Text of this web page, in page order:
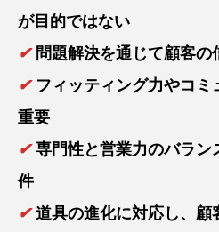
が目的ではない
✔問題解決を通じて顧客の
✔フィッティング力やコミ
重要
✔専門性と営業力のバラン
件
✔道具の進化に対応し、顧